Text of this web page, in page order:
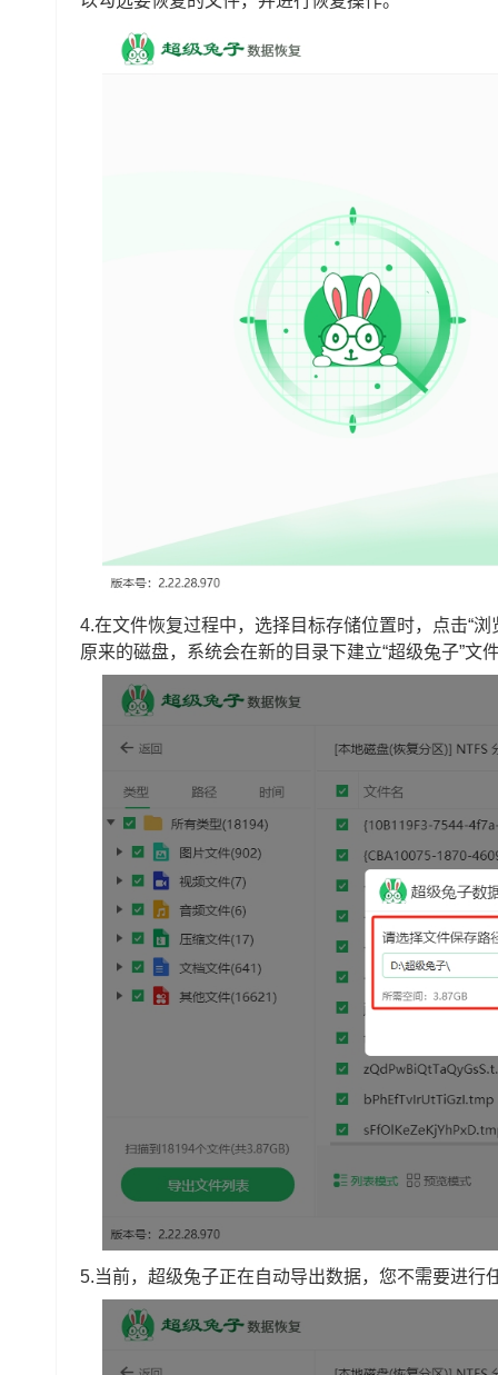
4.在文件恢复过程中，选择目标存储位置时，点击“
原来的磁盘，系统会在新的目录下建立“超级兔子”文
5.当前，超级兔子正在自动导出数据，您不需要进行